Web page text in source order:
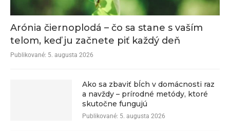
Arónia čiernoplodá – čo sa stane s vaším
telom, keď ju začnete piť každý deň
Publikované: 5. augusta 2026
Ako sa zbaviť bĺch v domácnosti raz
a navždy – prírodné metódy, ktoré
skutočne fungujú
Publikované: 5. augusta 2026